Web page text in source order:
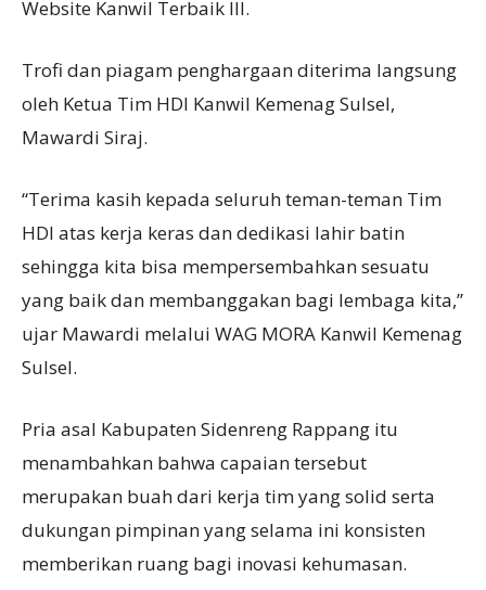
Website Kanwil Terbaik III.
Trofi dan piagam penghargaan diterima langsung
oleh Ketua Tim HDI Kanwil Kemenag Sulsel,
Mawardi Siraj.
“Terima kasih kepada seluruh teman-teman Tim
HDI atas kerja keras dan dedikasi lahir batin
sehingga kita bisa mempersembahkan sesuatu
yang baik dan membanggakan bagi lembaga kita,”
ujar Mawardi melalui WAG MORA Kanwil Kemenag
Sulsel.
Pria asal Kabupaten Sidenreng Rappang itu
menambahkan bahwa capaian tersebut
merupakan buah dari kerja tim yang solid serta
dukungan pimpinan yang selama ini konsisten
memberikan ruang bagi inovasi kehumasan.